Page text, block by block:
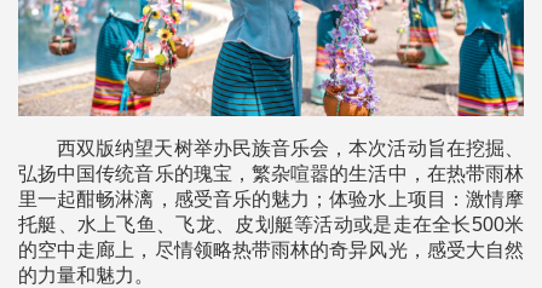
西双版纳望天树举办民族音乐会，本次活动旨在挖掘、
弘扬中国传统音乐的瑰宝，繁杂喧嚣的生活中，在热带雨林
里一起酣畅淋漓，感受音乐的魅力；体验水上项目：激情摩
托艇、水上飞鱼、飞龙、皮划艇等活动或是走在全长500米
的空中走廊上，尽情领略热带雨林的奇异风光，感受大自然
的力量和魅力。